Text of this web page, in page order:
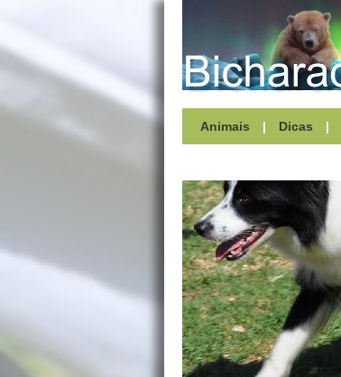
Animais | Dicas |